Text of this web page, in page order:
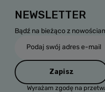
NEWSLETTER
Bądź na bieżąco z
Podaj swój adres e-mail
Zapisz
Wyrażam zgodę na